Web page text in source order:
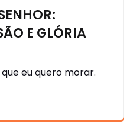
E GLÓRIA
eu quero morar.